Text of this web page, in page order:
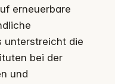
erneuerbare
unterstreicht die
bei der
und